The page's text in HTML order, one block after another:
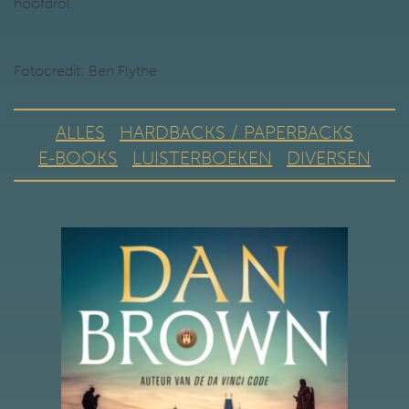
hoofdrol.
Fotocredit: Ben Flythe
ALLES
HARDBACKS / PAPERBACKS
E-BOOKS
LUISTERBOEKEN DIVERSEN